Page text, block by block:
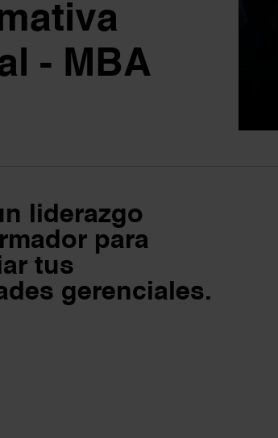
- MBA
liderazgo
para
tus
gerenciales.